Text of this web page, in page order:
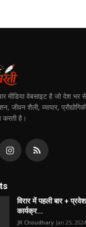
मीडिया वेबसाइट है जो देश
जीवन शैली, व्यापार,
करती है।
विरार में पहली बार +
कार्यक्र...
JR Choudhary Jan 25, 2024